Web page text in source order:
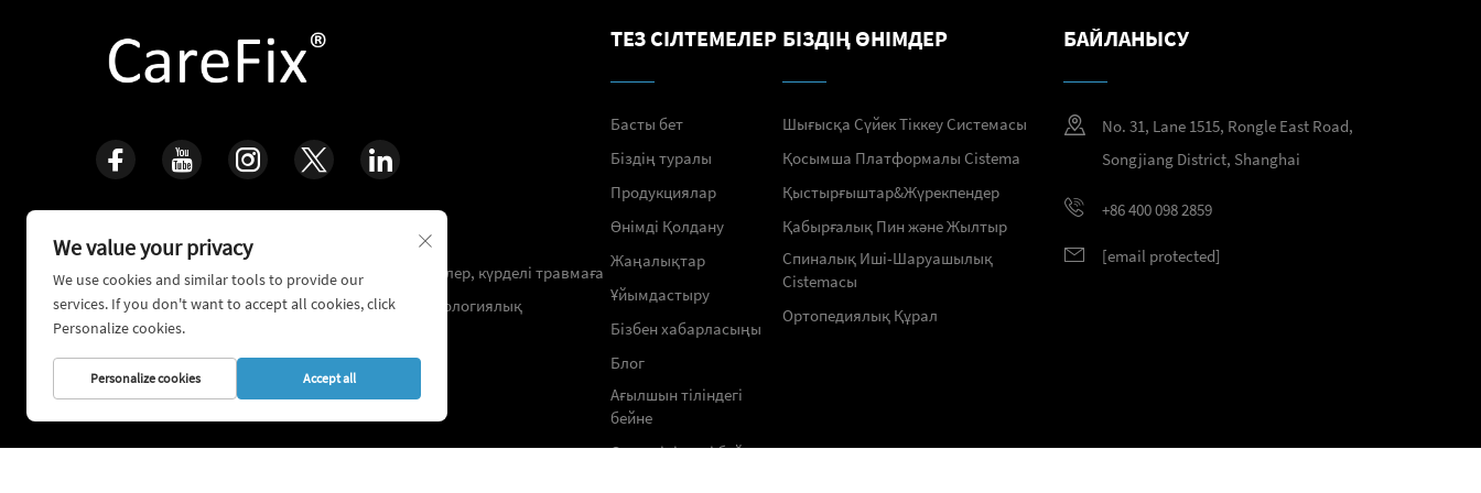
Өмір үшін қараңыз, көліктерді қайта құрастыру
қосымша 16 жылдан бірінші кlinikалық тәжірибелер, күрделі травмаға
қайта қамтамасыз ету және ортопедиялық технологиялық
системалардың дамуына арналған
ТЕЗ СІЛТЕМЕЛЕР
Басты бет
Біздің туралы
Продукциялар
Өнімді Қолдану
Жаңалықтар
Ұйымдастыру
Бізбен хабарласыңы
Блог
Ағылшын тіліндегі
бейне
Орыс тіліндегі бейне
БІЗДІҢ ӨНІМДЕР
Шығысқа Сүйек Тіккеу Системасы
Қосымша Платформалы Сistemа
Қыстырғыштар&Жүрекпендер
Қабырғалық Пин және Жылтыр
Спиналық Иші-Шаруашылық
Сistemасы
Ортопедиялық Құрал
БАЙЛАНЫСУ
No. 31, Lane 1515, Rongle East Road,
Songjiang District, Shanghai
+86 400 098 2859
[email protected]
We value your privacy
We use cookies and similar tools to provide our
services. If you don't want to accept all cookies, click
Personalize cookies.
Personalize cookies Accept all